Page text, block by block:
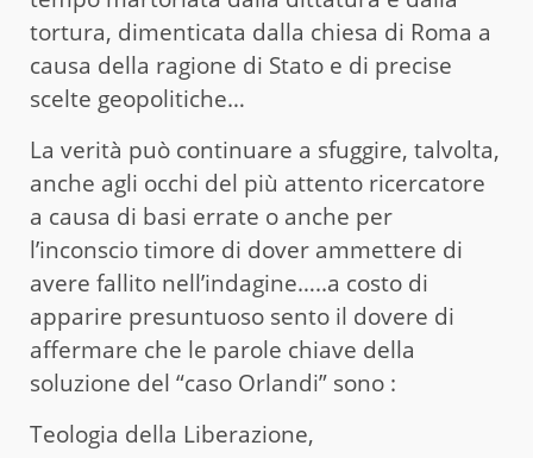
tortura, dimenticata dalla chiesa di Roma a
causa della ragione di Stato e di precise
scelte geopolitiche…
La verità può continuare a sfuggire, talvolta,
anche agli occhi del più attento ricercatore
a causa di basi errate o anche per
l’inconscio timore di dover ammettere di
avere fallito nell’indagine…..a costo di
apparire presuntuoso sento il dovere di
affermare che le parole chiave della
soluzione del “caso Orlandi” sono :
Teologia della Liberazione,